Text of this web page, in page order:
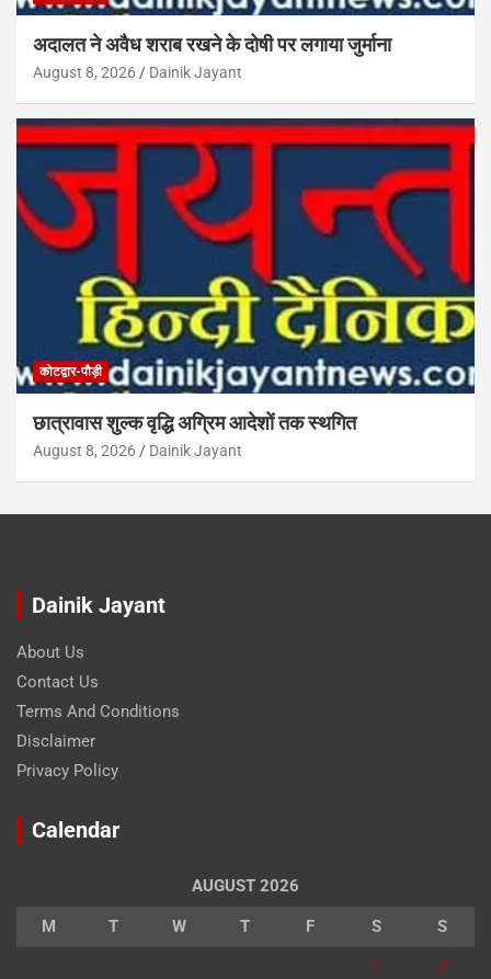
अदालत ने अवैध शराब रखने के दोषी पर लगाया जुर्माना
August 8, 2026 Dainik Jayant
कोटद्वार-पौड़ी
छात्रावास शुल्क वृद्धि अग्रिम आदेशों तक स्थगित
August 8, 2026 Dainik Jayant
Dainik Jayant
About Us
Contact Us
Terms And Conditions
Disclaimer
Privacy Policy
Calendar
AUGUST 2026
M T W T F S S
1 2